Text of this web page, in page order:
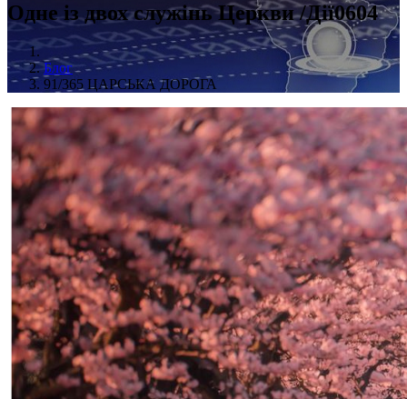
Одне із двох служінь Церкви /Дії0604
Блог
91/365 ЦАРСЬКА ДОРОГА